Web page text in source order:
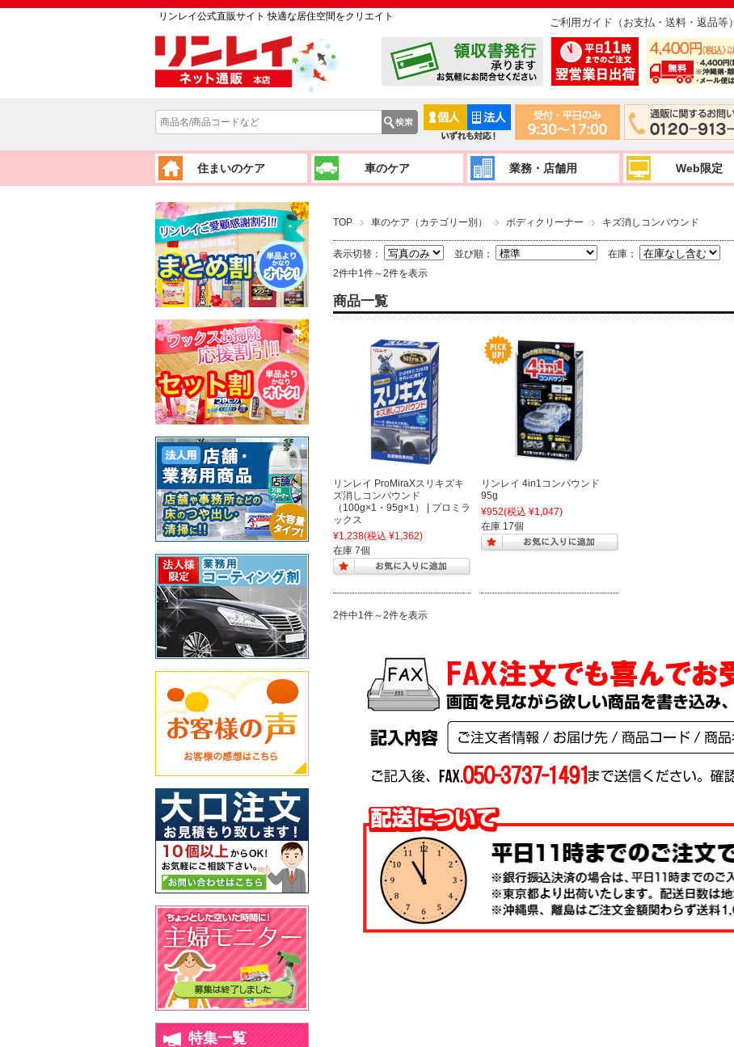
リンレイ公式直販サイト 快適な居住空間をクリエイト
住まいのケア 車のケア 業務・店舗用 Web限定
ご利用ガイド（お支払・送料・返品等）
TOP 車のケア（カテゴリー別） ボディクリーナー キズ消しコンパウンド
表示切替： 並び順：
在庫：
2件中1件～2件を表示
商品一覧
リンレイ ProMiraXスリキズキ
ズ消しコンパウンド
（100g×1・95g×1） | プロミラ
ックス
¥1,238(税込 ¥1,362)
在庫 7個
リンレイ 4in1コンパウンド
95g
¥952(税込 ¥1,047)
在庫 17個
2件中1件～2件を表示
特集一覧